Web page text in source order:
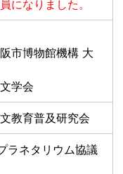
になりました。
市博物館機構 大
学会
教育普及研究会
ラネタリウム協議